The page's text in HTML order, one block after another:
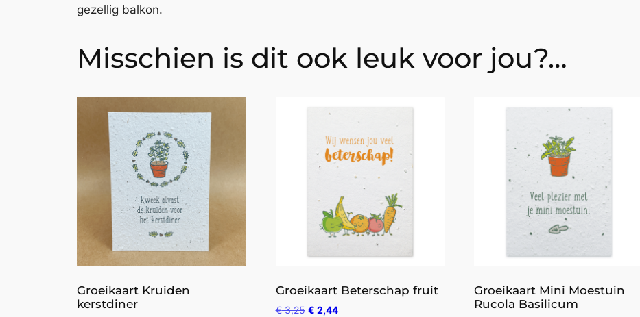
t
gezellig balkon.
Misschien is dit ook leuk voor jou?…
Groeikaart Kruiden
kerstdiner
Groeikaart Beterschap fruit
€3,25 € 2,44
Groeikaart Mini Moestuin
Rucola Basilicum